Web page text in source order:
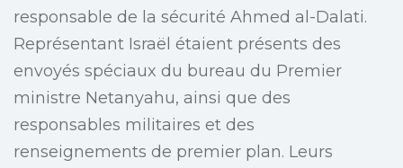
responsable de la sécurité Ahmed al-Dalati.
Représentant Israël étaient présents des
envoyés spéciaux du bureau du Premier
ministre Netanyahu, ainsi que des
responsables militaires et des
renseignements de premier plan. Leurs